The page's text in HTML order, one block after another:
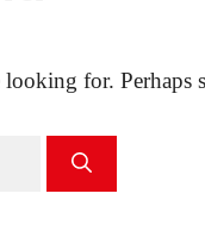
for. Perhaps